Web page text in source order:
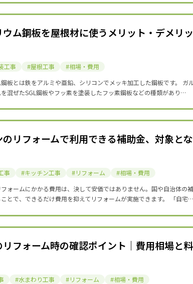
ウム鋼板を屋根材に使うメリット・デメリ
工事 屋根工事
相場・費用
板とは鉄をアルミや亜鉛、シリコンでメッキ加工した鋼板です。 ガ
混ぜたSGL鋼板やフッ素を塗装したフッ素鋼板などの種類があり…
のリフォームで利用できる補助金、対象と
事 キッチン工事 リフォーム
相場・費用
ォームにかかる費用は、決して安価ではありません。国や自治体の
とで、できるだけ費用を抑えてリフォームが実施できます。 「自宅…
フォーム時の確認ポイント｜費用相場と
水まわり工事 リフォーム
相場・費用